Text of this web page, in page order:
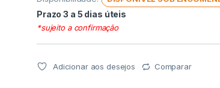
Prazo 3 a 5 dias úteis
*sujeito a confirmação
Adicionar aos desejos Comparar